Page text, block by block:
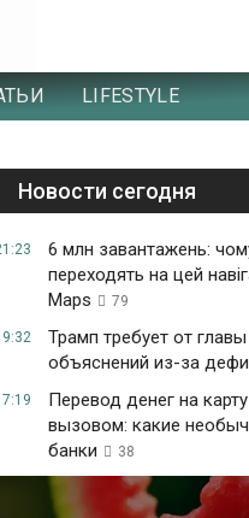
LIFESTYLE
Новости сегодня
6 млн завантажень:
переходять на цей
Maps
79
Трамп требует от
объяснений из-за
Перевод денег на
вызовом: какие
банки
38